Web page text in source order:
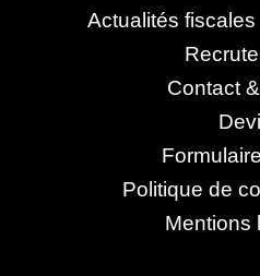
Actualités
Contact
Politique de
Mentions